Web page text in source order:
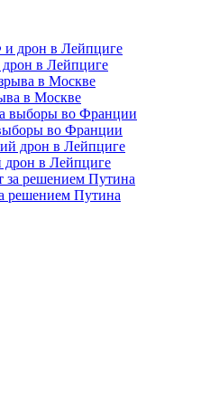
в Лейпциге
в Москве
во Франции
дрон в Лейпциге
решением Путина